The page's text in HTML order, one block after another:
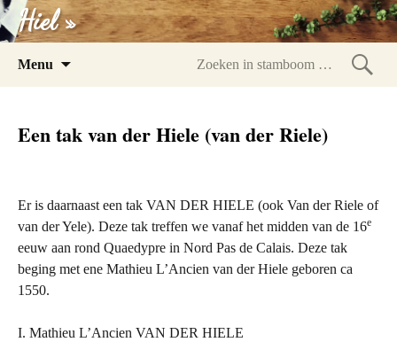
Hiel »
Menu
Een tak van der Hiele (van der Riele)
Er is daarnaast een tak VAN DER HIELE (ook Van der Riele of
van der Yele). Deze tak treffen we vanaf het midden van de 16e
eeuw aan rond Quaedypre in Nord Pas de Calais. Deze tak
beging met ene Mathieu L’Ancien van der Hiele geboren ca
1550.
I. Mathieu L’Ancien VAN DER HIELE